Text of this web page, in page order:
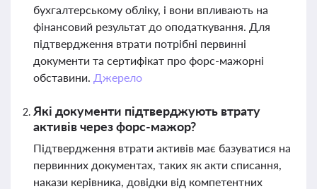
бухгалтерському обліку, і вони впливають на
фінансовий результат до оподаткування. Для
підтвердження втрати потрібні первинні
документи та сертифікат про форс-мажорні
обставини. Джерело
Які документи підтверджують втрату
активів через форс-мажор?
Підтвердження втрати активів має базуватися на
первинних документах, таких як акти списання,
накази керівника, довідки від компетентних